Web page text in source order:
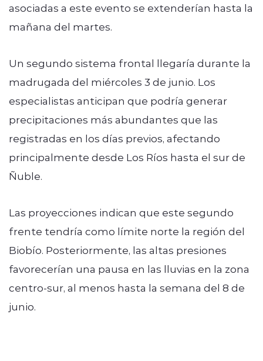
asociadas a este evento se extenderían hasta la
mañana del martes.
Un segundo sistema frontal llegaría durante la
madrugada del miércoles 3 de junio. Los
especialistas anticipan que podría generar
precipitaciones más abundantes que las
registradas en los días previos, afectando
principalmente desde Los Ríos hasta el sur de
Ñuble.
Las proyecciones indican que este segundo
frente tendría como límite norte la región del
Biobío. Posteriormente, las altas presiones
favorecerían una pausa en las lluvias en la zona
centro-sur, al menos hasta la semana del 8 de
junio.